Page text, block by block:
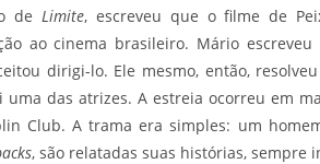
de Limite, escreveu que o filme de
ao cinema brasileiro. Mário
dirigi-lo. Ele mesmo, então,
das atrizes. A estreia ocorreu em
Club. A trama era simples: um
, são relatadas suas histórias, sempre